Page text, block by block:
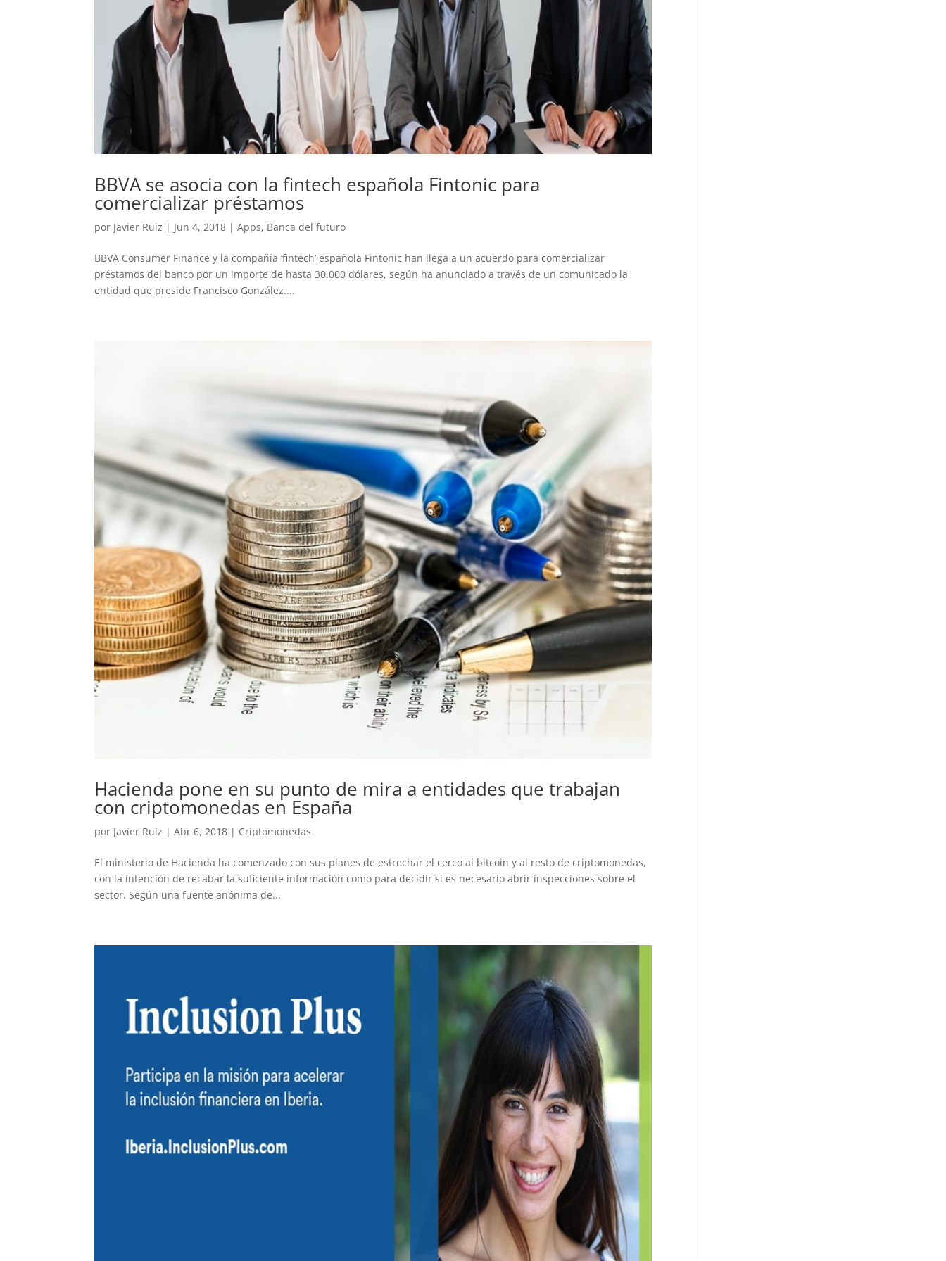
BBVA se asocia con la fintech española Fintonic para
comercializar préstamos
por Javier Ruiz | Jun 4, 2018 |Apps, Banca del futuro
BBVA Consumer Finance y la compañía ‘fintech’ española Fintonic han llega a un acuerdo para comercializar
préstamos del banco por un importe de hasta 30.000 dólares, según ha anunciado a través de un comunicado la
entidad que preside Francisco González....
Hacienda pone en su punto de mira a entidades que trabajan
con criptomonedas en España
por Javier Ruiz |Abr 6, 2018 | Criptomonedas
El ministerio de Hacienda ha comenzado con sus planes de estrechar el cerco al bitcoin y al resto de criptomonedas,
con la intención de recabar la suficiente información como para decidir si es necesario abrir inspecciones sobre el
sector. Según una fuente anónima de...